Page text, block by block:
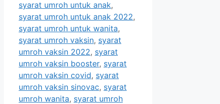
syarat umroh untuk anak,
syarat umroh untuk anak 2022,
syarat umroh untuk wanita,
syarat umroh vaksin, syarat
umroh vaksin 2022, syarat
umroh vaksin booster, syarat
umroh vaksin covid, syarat
umroh vaksin sinovac, syarat
umroh wanita, syarat umroh